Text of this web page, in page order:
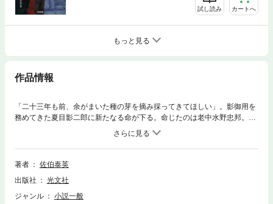
試し読み カートへ
もっと見る
作品情報
「二十三年も前、余がまいた種の芽を摘み採ってきてほしい」。影御用を
務めてきた夏目影二郎に新たなる命が下る。命じたのは老中水野忠邦。さ
っそく肥前唐津へ向かった影二郎の前に現れたのは百鬼水軍なる賊だっ
た。そして、水野の衝撃の過去が明らかになる――。九州を舞台に影二郎
の豪剣が悪を断つ。シリーズ第五弾！
著者
佐伯泰英
出版社
光文社
ジャンル
小説一般